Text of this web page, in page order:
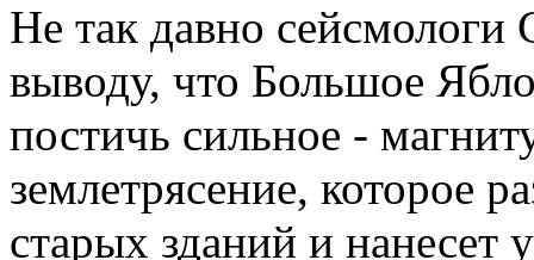
Не так давно
выводу, что Большое
постичь сильное -
землетрясение, которое
старых зданий и нанесет